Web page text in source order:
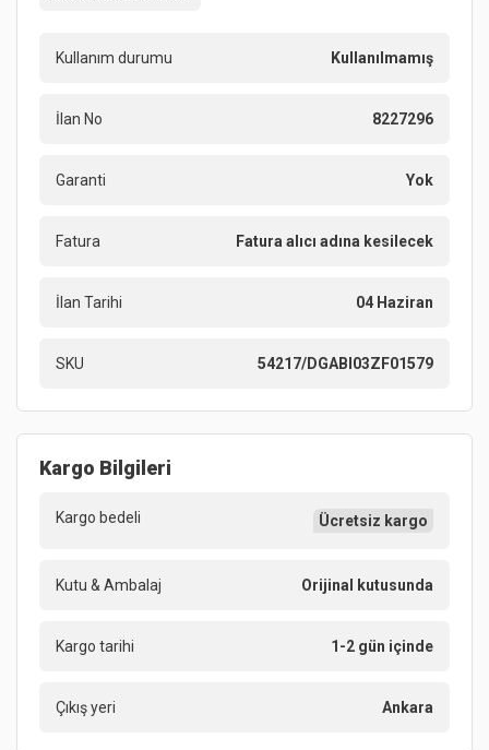
Kullanım durumu Kullanılmamış
İlan No 8227296
Garanti Yok
Fatura Fatura alıcı adına kesilecek
İlan Tarihi 04 Haziran
SKU 54217/DGABl03ZF01579
Kargo Bilgileri
Kargo bedeli Ücretsiz kargo
Kutu & Ambalaj Orijinal kutusunda
Kargo tarihi 1-2 gün içinde
Çıkış yeri Ankara